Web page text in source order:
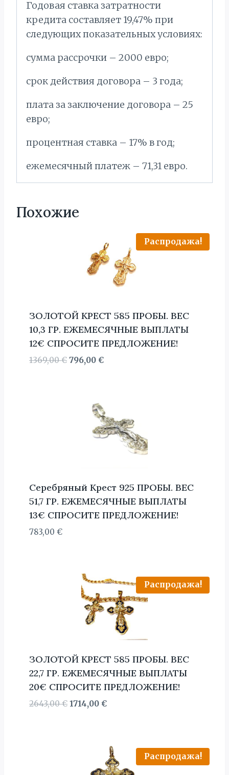
Годовая ставка затратности
кредита составляет 19,47% при
следующих показательных условиях:
сумма рассрочки – 2000 евро;
срок действия договора – 3 года;
плата за заключение договора – 25
евро;
процентная ставка – 17% в год;
ежемесячный платеж – 71,31 евро.
Похожие
Распродажа!
ЗОЛОТОЙ КРЕСТ 585 ПРОБЫ. BЕС
10,3 ГР. ЕЖЕМЕСЯЧНЫЕ ВЫПЛАТЫ
12€ СПРОСИТЕ ПРЕДЛОЖЕНИЕ!
1369,00€ Первоначальная
796,00 €Текущая
Серебряный Крест 925 ПРОБЫ. BЕС
51,7 ГР. ЕЖЕМЕСЯЧНЫЕ ВЫПЛАТЫ
13€ СПРОСИТЕ ПРЕДЛОЖЕНИЕ!
783,00 €
Распродажа!
ЗОЛОТОЙ КРЕСТ 585 ПРОБЫ. BЕС
22,7 ГР. ЕЖЕМЕСЯЧНЫЕ ВЫПЛАТЫ
20€ СПРОСИТЕ ПРЕДЛОЖЕНИЕ!
2643,00€ Первоначальная
1714,00 €Текущая
Распродажа!